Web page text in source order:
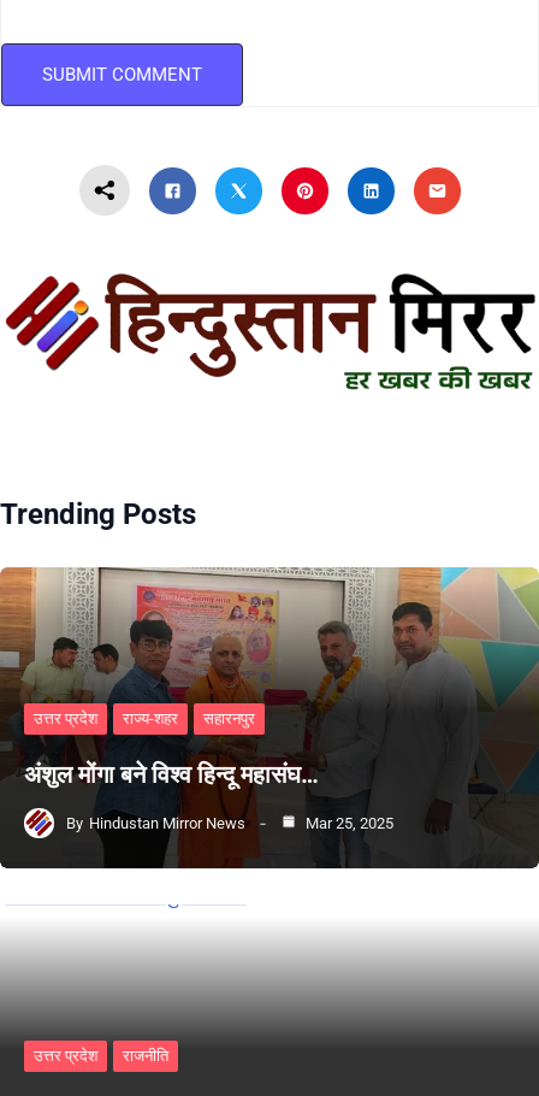
Trending Posts
उत्तर प्रदेश राज्य-शहर सहारनपुर
अंशुल मोंगा बने विश्व हिन्दू महासंघ…
By Hindustan Mirror News Mar 25, 2025
उत्तर प्रदेश राजनीति